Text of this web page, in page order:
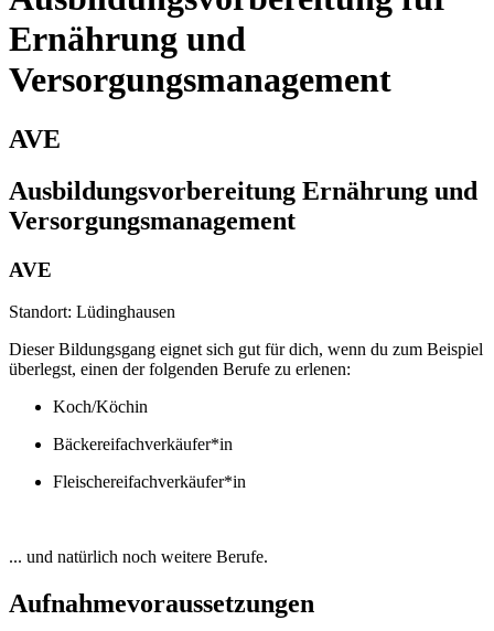
Ernährung und
Versorgungsmanagement
AVE
Ausbildungsvorbereitung Ernährung und
Versorgungsmanagement
AVE
Standort: Lüdinghausen
Dieser Bildungsgang eignet sich gut für dich, wenn du zum Beispiel
überlegst, einen der folgenden Berufe zu erlenen:
Koch/Köchin
Bäckereifachverkäufer*in
Fleischereifachverkäufer*in
... und natürlich noch weitere Berufe.
Aufnahmevoraussetzungen